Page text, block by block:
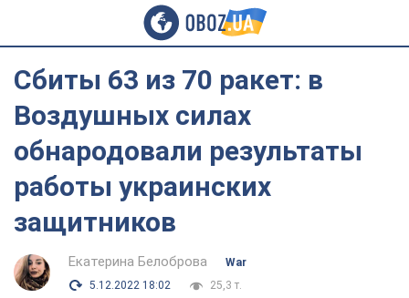
Сбиты 63 из 70 ракет: в
Воздушных силах
обнародовали результаты
работы украинских
защитников
Екатерина Белоброва
War
5.12.2022 18:02
25,3 т.